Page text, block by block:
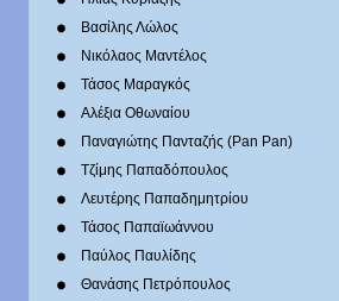
Βασίλης Λώλος
Νικόλαος Μαντέλος
Τάσος Μαραγκός
Αλέξια Οθωναίου
Παναγιώτης Πανταζής (Pan Pan)
Τζίμης Παπαδόπουλος
Λευτέρης Παπαδημητρίου
Τάσος Παπαϊωάννου
Παύλος Παυλίδης
Θανάσης Πετρόπουλος